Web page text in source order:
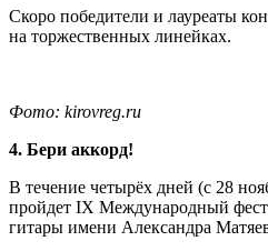
Скоро победители и лауреаты
на торжественных линейках.
Фото: kirovreg.ru
4. Бери аккорд!
В течение четырёх дней (с 28
пройдет IX Международный
гитары имени Александра